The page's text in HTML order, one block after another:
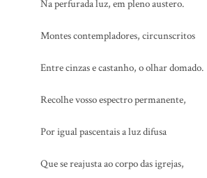
Na perfurada luz, em pleno austero.
Montes contempladores, circunscritos
Entre cinzas e castanho, o olhar domado.
Recolhe vosso espectro permanente,
Por igual pascentais a luz difusa
Que se reajusta ao corpo das igrejas,